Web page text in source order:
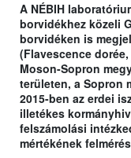
A NÉBIH
borvidékhez közeli
borvidéken is
(Flavescence
Moson-Sopron
területen, a Sopron
2015-ben az erdei
illetékes
felszámolási
mértékének